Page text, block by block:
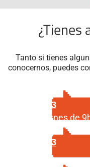
¿Tienes
Tanto si tienes
conocernos, puedes
687 29 56 23
Lunes a viernes de
687 29 56 23